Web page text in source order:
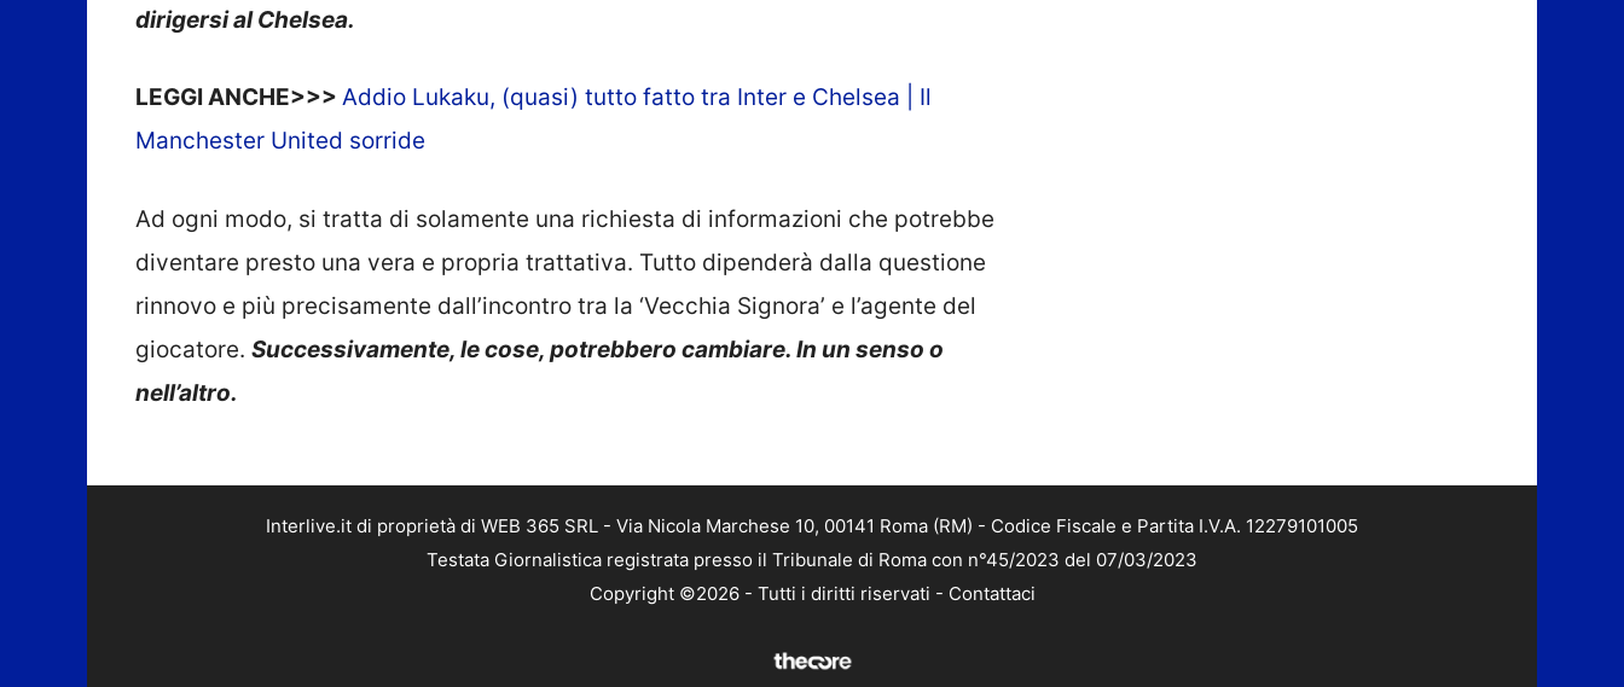
dirigersi al Chelsea.
LEGGI ANCHE>>> Addio Lukaku, (quasi) tutto fatto tra Inter e Chelsea | Il
Manchester United sorride
Ad ogni modo, si tratta di solamente una richiesta di informazioni che potrebbe
diventare presto una vera e propria trattativa. Tutto dipenderà dalla questione
rinnovo e più precisamente dall’incontro tra la ‘Vecchia Signora’ e l’agente del
giocatore. Successivamente, le cose, potrebbero cambiare. In un senso o
nell’altro.
Interlive.it di proprietà di WEB 365 SRL - Via Nicola Marchese 10, 00141 Roma (RM) - Codice Fiscale e Partita I.V.A. 12279101005
Testata Giornalistica registrata presso il Tribunale di Roma con n°45/2023 del 07/03/2023
Copyright ©2026 - Tutti i diritti riservati - Contattaci